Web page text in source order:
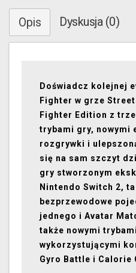
Opis Dyskusja (0)
Doświadcz kolejnej
Fighter w grze
Fighter Edition z
trybami gry, nowymi
rozgrywki i
się na sam szczyt
gry stworzonym
Nintendo Switch 2,
bezprzewodowe
jednego i Avatar
także nowymi
wykorzystującymi
Gyro Battle i Calorie